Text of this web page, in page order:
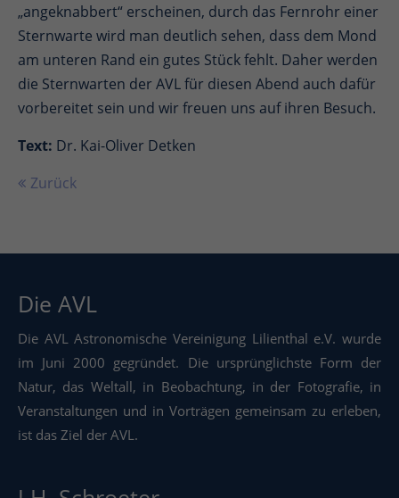
„angeknabbert“ erscheinen, durch das Fernrohr einer
Sternwarte wird man deutlich sehen, dass dem Mond
am unteren Rand ein gutes Stück fehlt. Daher werden
die Sternwarten der AVL für diesen Abend auch dafür
vorbereitet sein und wir freuen uns auf ihren Besuch.
Text: Dr. Kai-Oliver Detken
Zurück
Die AVL
Die AVL Astronomische Vereinigung Lilienthal e.V. wurde
im Juni 2000 gegründet. Die ursprünglichste Form der
Natur, das Weltall, in Beobachtung, in der Fotografie, in
Veranstaltungen und in Vorträgen gemeinsam zu erleben,
ist das Ziel der AVL.